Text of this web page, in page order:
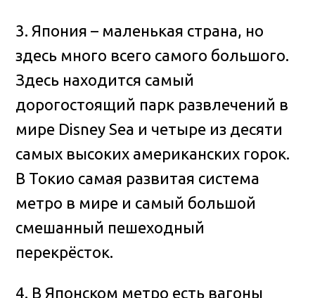
3. Япония – маленькая страна, но
здесь много всего самого большого.
Здесь находится самый
дорогостоящий парк развлечений в
мире Disney Sea и четыре из десяти
самых высоких американских горок.
В Токио самая развитая система
метро в мире и самый большой
смешанный пешеходный
перекрёсток.
4. В Японском метро есть вагоны